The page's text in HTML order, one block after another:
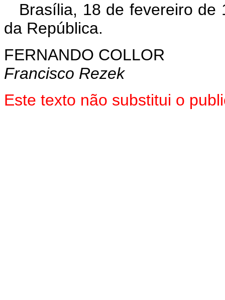
Brasília, 18 de fevereiro de
da República.
FERNANDO COLLOR
Francisco Rezek
Este texto não substitui o